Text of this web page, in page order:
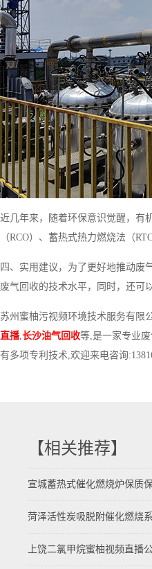
近几年来，随着环保意识觉醒，有
（RCO）、蓄热式热力燃烧法（
四、实用建议，为了更好地推动废
废气回收的技术水平，同时，还可
苏州蜜柚污视频环境技术服务有限
直播, 长沙油气回收等,是一家专业
有多项专利技术,欢迎来电咨询
【相关推荐】
宣城蓄热式催化燃烧炉保质
菏泽活性炭吸脱附催化燃烧
上饶二氯甲烷蜜柚视频直播